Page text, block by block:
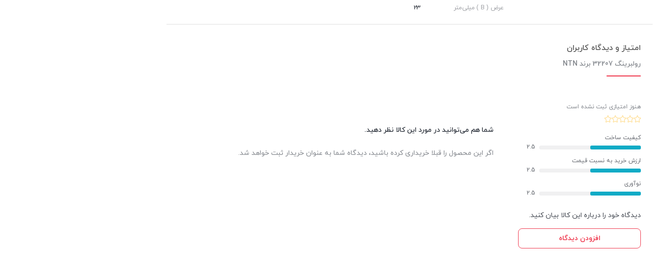
عرض ( B ) میلی‌متر 23
امتیاز و دیدگاه کاربران
رولبرینگ 32207 برند NTN
هنوز امتیازی ثبت نشده است
کیفیت ساخت
2.5
ارزش خرید به نسبت قیمت
2.5
نوآوری
2.5
دیدگاه خود را درباره این کالا بیان کنید.
افزودن دیدگاه
شما هم می‌توانید در مورد این کالا نظر دهید.
اگر این محصول را قبلا خریداری کرده باشید، دیدگاه شما به عنوان خریدار ثبت خواهد شد.